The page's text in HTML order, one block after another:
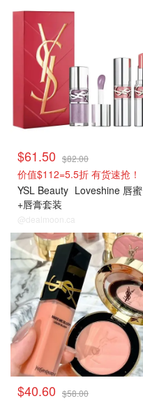
$61.50 $82.00
价值$112=5.5折 有货速抢！
YSL Beauty Loveshine 唇蜜
+唇膏套装
@dealmoon.ca
$40.60 $58.00